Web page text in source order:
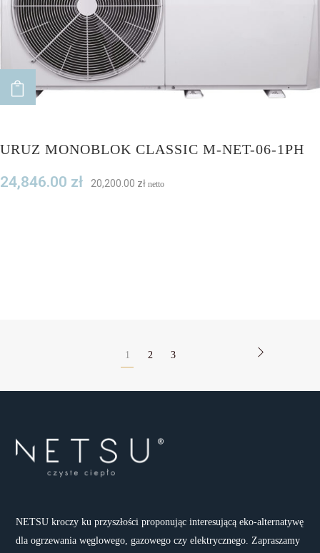
ADD TO CART
URUZ MONOBLOK CLASSIC M-NET-06-1PH
24,846.00 zł 20,200.00 zł netto
1 2 3
NETSU kroczy ku przyszłości proponując interesującą eko-alternatywę
dla ogrzewania węglowego, gazowego czy elektrycznego. Zapraszamy